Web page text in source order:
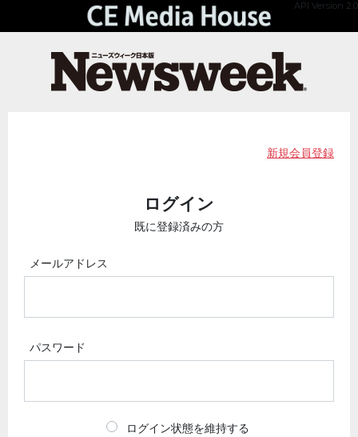
API Version 2.0
新規会員登録
ログイン
既に登録済みの方
メールアドレス
パスワード
ログイン状態を維持する